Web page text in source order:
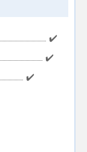
✔️
✔️
✔️